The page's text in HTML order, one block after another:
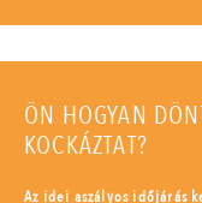
ÖN HOGYAN
KOCKÁZTAT?
Az idei aszályos időjárás